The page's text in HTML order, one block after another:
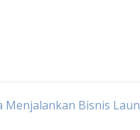
Menjalankan Bisnis